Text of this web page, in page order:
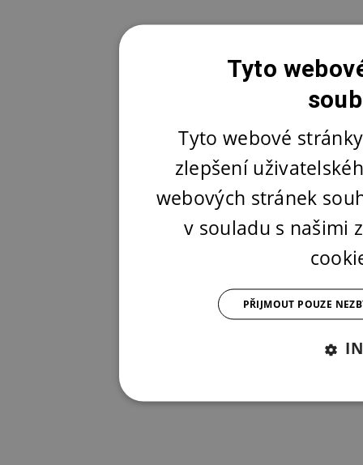
Tyto
Tyto webové
zlepšení
webových stránek
v souladu s našimi
PŘIJMOUT POUZE